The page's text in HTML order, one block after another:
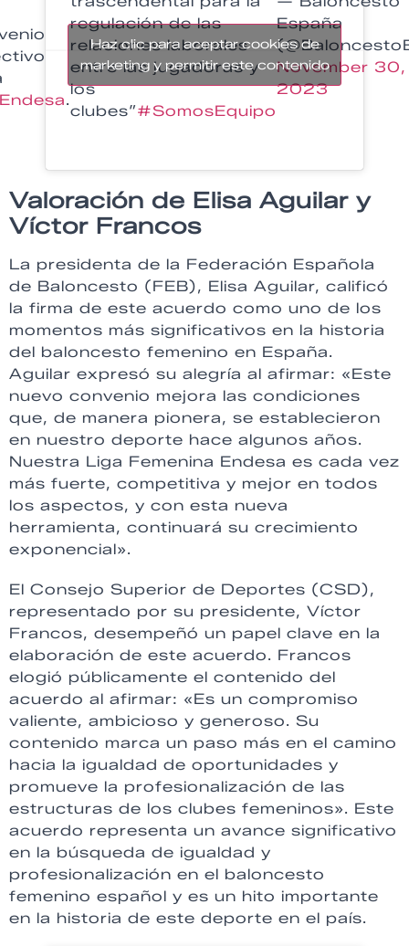
.
regulación de las
relaciones laborales
entre las jugadoras y
los
clubes”#SomosEquipo
España
November 30,
2023
Haz clic para aceptar cookies de
marketing y permitir este contenido
Valoración de Elisa Aguilar y
Víctor Francos
La presidenta de la Federación Española
de Baloncesto (FEB), Elisa Aguilar, calificó
la firma de este acuerdo como uno de los
momentos más significativos en la historia
del baloncesto femenino en España.
Aguilar expresó su alegría al afirmar: «Este
nuevo convenio mejora las condiciones
que, de manera pionera, se establecieron
en nuestro deporte hace algunos años.
Nuestra Liga Femenina Endesa es cada vez
más fuerte, competitiva y mejor en todos
los aspectos, y con esta nueva
herramienta, continuará su crecimiento
exponencial».
El Consejo Superior de Deportes (CSD),
representado por su presidente, Víctor
Francos, desempeñó un papel clave en la
elaboración de este acuerdo. Francos
elogió públicamente el contenido del
acuerdo al afirmar: «Es un compromiso
valiente, ambicioso y generoso. Su
contenido marca un paso más en el camino
hacia la igualdad de oportunidades y
promueve la profesionalización de las
estructuras de los clubes femeninos». Este
acuerdo representa un avance significativo
en la búsqueda de igualdad y
profesionalización en el baloncesto
femenino español y es un hito importante
en la historia de este deporte en el país.